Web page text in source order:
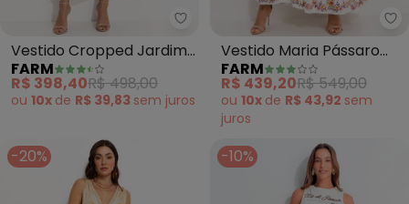
Farm - Vestido Cropped
Vestido Cropped Jardim
Maravilhoso (Bege)
FARM
R$ 398,40R$ 498,00
ou 10x de R$ 39,83 sem juros
Vestido Maria Pássaro
em Flor (Off White)
FARM
R$ 439,20R$ 549,00
ou 10x de R$ 43,92 sem
juros
-20% -10%